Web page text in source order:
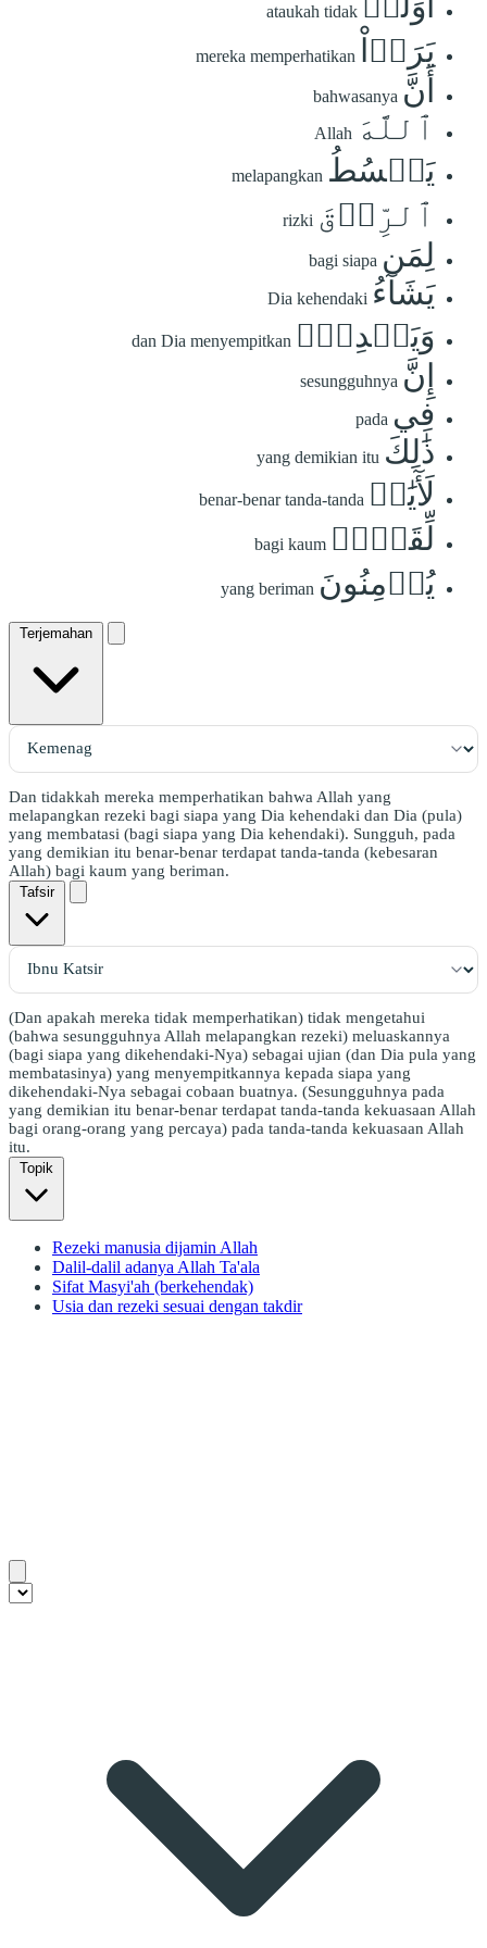
ataukah tidak
يَرَوۡاْ mereka memperhatikan
أَنَّ bahwasanya
ٱللَّهَ Allah
يَبۡسُطُ melapangkan
ٱلرِّزۡقَ rizki
لِمَن bagi siapa
يَشَآءُ Dia kehendaki
وَيَقۡدِرُۚ dan Dia menyempitkan
إِنَّ sesungguhnya
فِي pada
ذَٰلِكَ yang demikian itu
لَأٓيَٰتٖ benar-benar tanda-tanda
لِّقَوۡمٖ bagi kaum
يُؤۡمِنُونَ yang beriman
Terjemahan
Dan tidakkah mereka memperhatikan bahwa Allah yang
melapangkan rezeki bagi siapa yang Dia kehendaki dan Dia (pula)
yang membatasi (bagi siapa yang Dia kehendaki). Sungguh, pada
yang demikian itu benar-benar terdapat tanda-tanda (kebesaran
Allah) bagi kaum yang beriman.
Tafsir
(Dan apakah mereka tidak memperhatikan) tidak mengetahui
(bahwa sesungguhnya Allah melapangkan rezeki) meluaskannya
(bagi siapa yang dikehendaki-Nya) sebagai ujian (dan Dia pula yang
membatasinya) yang menyempitkannya kepada siapa yang
dikehendaki-Nya sebagai cobaan buatnya. (Sesungguhnya pada
yang demikian itu benar-benar terdapat tanda-tanda kekuasaan Allah
bagi orang-orang yang percaya) pada tanda-tanda kekuasaan Allah
itu.
Topik
Rezeki manusia dijamin Allah
Dalil-dalil adanya Allah Ta'ala
Sifat Masyi'ah (berkehendak)
Usia dan rezeki sesuai dengan takdir